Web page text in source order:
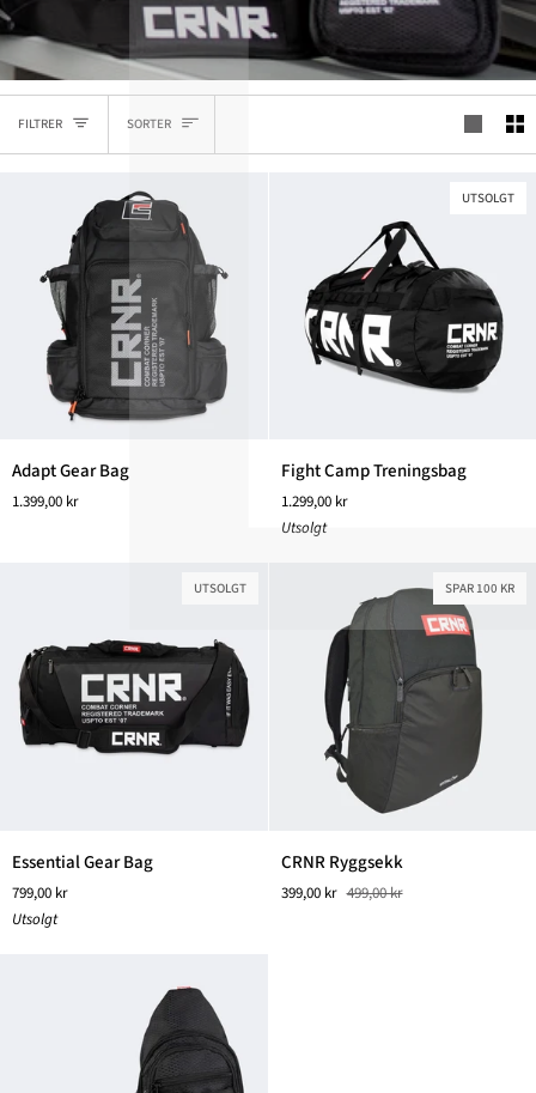
FILTRER SORTER
SORTER
Adapt
Gear
Bag
Adapt Gear Bag
1.399,00 kr
UTSOLGT
Fight
Camp
Treningsbag
Fight Camp Treningsbag
1.299,00 kr
Utsolgt
UTSOLGT
Essential
Gear
Bag
Essential Gear Bag
799,00 kr
Utsolgt
SPAR 100 KR
CRNR
Ryggsekk
CRNR Ryggsekk
399,00 kr 499,00 kr